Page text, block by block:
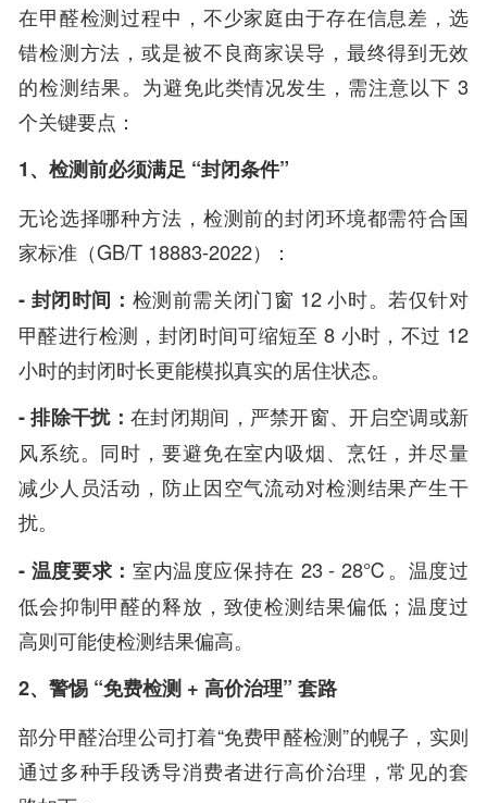
在甲醛检测过程中，不少家庭由于存在信息差，选
错检测方法，或是被不良商家误导，最终得到无效
的检测结果。为避免此类情况发生，需注意以下 3
个关键要点：
1、检测前必须满足 “封闭条件”
无论选择哪种方法，检测前的封闭环境都需符合国
家标准（GB/T 18883-2022）：
- 封闭时间： 检测前需关闭门窗 12 小时。若仅针对
甲醛进行检测，封闭时间可缩短至 8 小时，不过 12
小时的封闭时长更能模拟真实的居住状态。
- 排除干扰： 在封闭期间，严禁开窗、开启空调或新
风系统。同时，要避免在室内吸烟、烹饪，并尽量
减少人员活动，防止因空气流动对检测结果产生干
扰。
- 温度要求： 室内温度应保持在 23 - 28℃。温度过
低会抑制甲醛的释放，致使检测结果偏低；温度过
高则可能使检测结果偏高。
2、警惕 “免费检测 + 高价治理” 套路
部分甲醛治理公司打着“免费甲醛检测”的幌子，实则
通过多种手段诱导消费者进行高价治理，常见的套